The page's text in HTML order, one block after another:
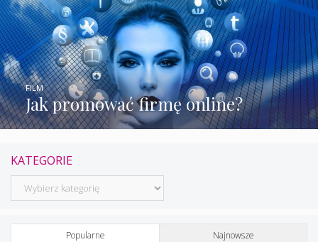
Jak promować firmę online?
FILM
KATEGORIE
Kategorie
Popularne Najnowsze